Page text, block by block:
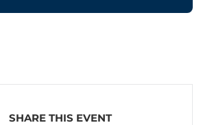
SHARE THIS EVENT